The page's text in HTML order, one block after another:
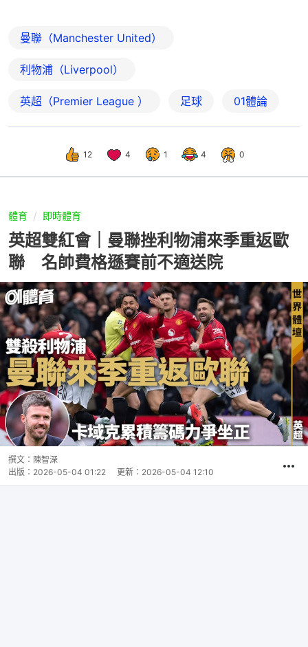
曼聯（Manchester United）
利物浦（Liverpool）
英超（Premier League ） 足球 01體論
12 4 1 4 0
體育 即時體育
英超雙紅會｜曼聯挫利物浦來季重返歐
聯 名帥費格遜賽前不適送院
撰文： 陳智深
出版： 2026-05-04 01:22 更新： 2026-05-04 12:10